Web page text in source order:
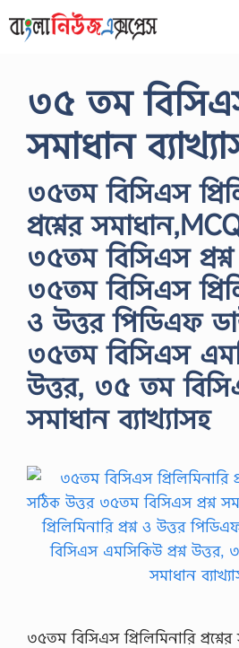
to
৩৫ তম
সমাধান
৩৫তম বিসিএস
প্রশ্নের
৩৫তম বিসিএস
৩৫তম বিসিএস
ও উত্তর পিডিএফ
৩৫তম বিসিএস
উত্তর, ৩৫ তম
সমাধান ব্যাখ্যাসহ
৩৫তম বিসিএস প্রিলিমিনারি